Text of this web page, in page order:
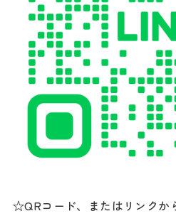
☆QRコード、またはリンクか